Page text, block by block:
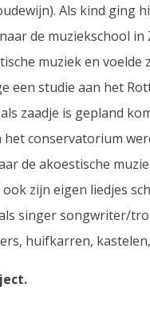
Als kind ging
de muziekschool
muziek en
een studie aan het
zaadje is gepland
conservatorium
de akoestische
zijn eigen liedjes
singer songwriter/
huifkarren,